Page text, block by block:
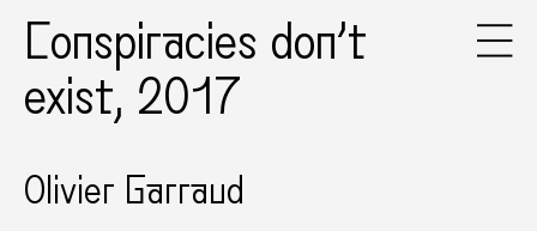
Conspiracies don’t
exist, 2017
Olivier Garraud